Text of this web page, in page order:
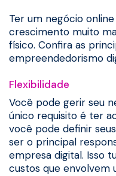
Ter um negócio
crescimento muito
físico. Confira as
empreendedorismo
Flexibilidade
Você pode gerir seu
único requisito é ter
você pode definir
ser o principal
empresa digital. Isso
custos que envolvem